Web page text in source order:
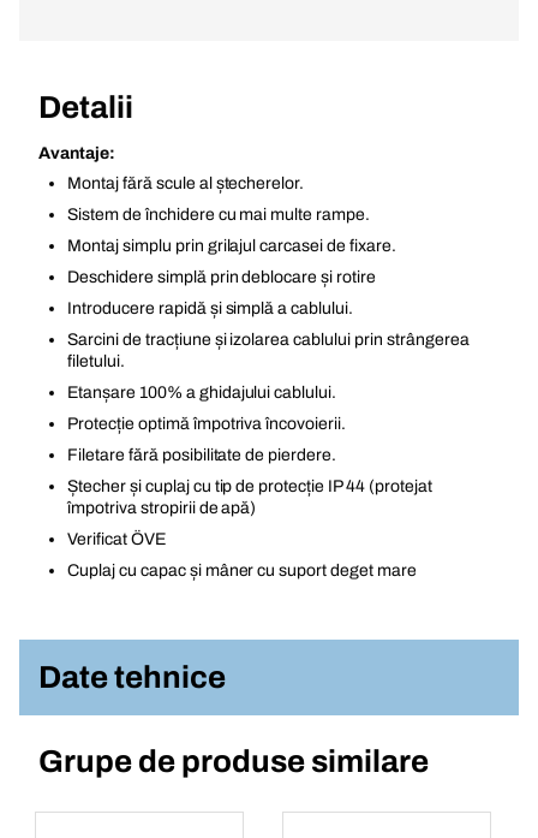
Detalii
Avantaje:
Montaj fără scule al ștecherelor.
Sistem de închidere cu mai multe rampe.
Montaj simplu prin grilajul carcasei de fixare.
Deschidere simplă prin deblocare și rotire
Introducere rapidă și simplă a cablului.
Sarcini de tracțiune și izolarea cablului prin strângerea
filetului.
Etanșare 100% a ghidajului cablului.
Protecție optimă împotriva încovoierii.
Filetare fără posibilitate de pierdere.
Ștecher și cuplaj cu tip de protecție IP 44 (protejat
împotriva stropirii de apă)
Verificat ÖVE
Cuplaj cu capac și mâner cu suport deget mare
Date tehnice
Grupe de produse similare